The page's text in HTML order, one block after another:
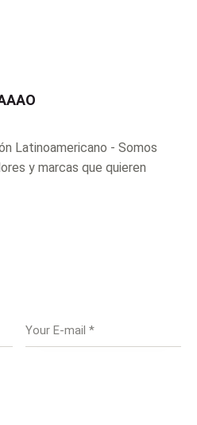
Latinoamericano - Somos
y marcas que quieren